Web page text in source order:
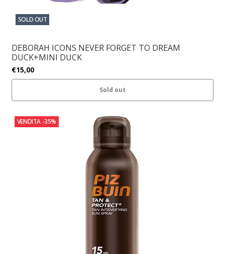
SOLD OUT
DEBORAH ICONS NEVER FORGET TO DREAM
DUCK+MINI DUCK
€15,00
Sold out
VENDITA -35%